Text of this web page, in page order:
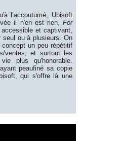
l’accoutumé, Ubisoft
il n'en est rien, For
et captivant,
ou à plusieurs. On
un peu répétitif
ventes, et surtout les
plus qu'honorable.
yant peaufiné sa copie
qui s'offre là une